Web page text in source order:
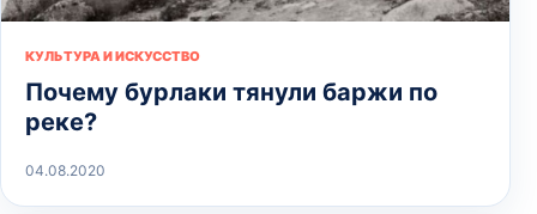
КУЛЬТУРА И ИСКУССТВО
Почему бурлаки тянули баржи по
реке?
04.08.2020